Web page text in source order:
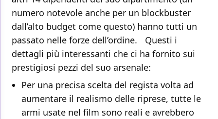
numero notevole anche per un blockbuster
dall’alto budget come questo) hanno tutti un
passato nelle forze dell’ordine. Questi i
dettagli più interessanti che ci ha fornito sui
prestigiosi pezzi del suo arsenale:
Per una precisa scelta del regista volta ad
aumentare il realismo delle riprese, tutte le
armi usate nel film sono reali e avrebbero